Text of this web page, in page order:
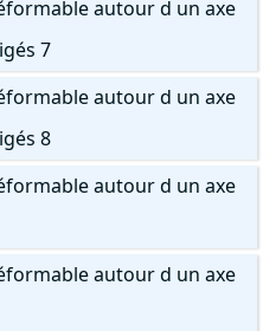
autour d un axe
7
autour d un axe
8
autour d un axe
autour d un axe